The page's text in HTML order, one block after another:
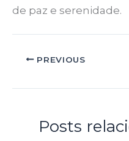
de paz e serenidade.
PREVIOUS
Posts